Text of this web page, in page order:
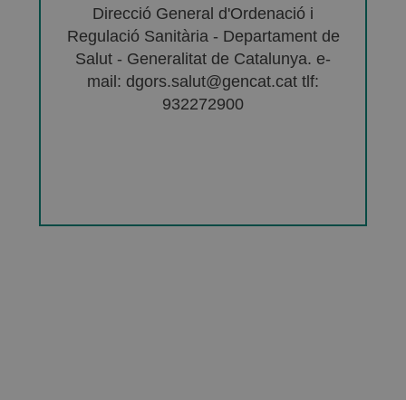
Direcció General d'Ordenació i
Regulació Sanitària - Departament de
Salut - Generalitat de Catalunya. e-
mail: dgors.salut@gencat.cat tlf:
932272900